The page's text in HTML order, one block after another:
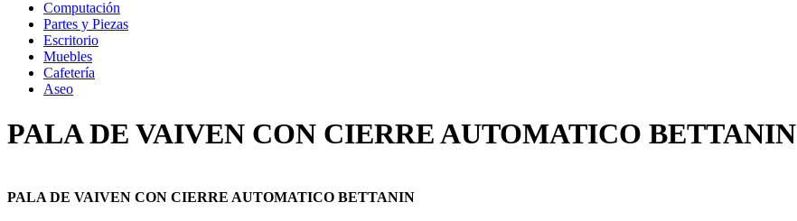
Computación
Partes y Piezas
Escritorio
Muebles
Cafetería
Aseo
PALA DE VAIVEN CON CIERRE AUTOMATICO BETTANIN
PALA DE VAIVEN CON CIERRE AUTOMATICO BETTANIN